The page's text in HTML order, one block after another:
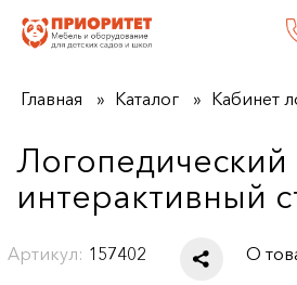
Главная Каталог Кабинет
Логопедический
интерактивный
Артикул: 157402 О